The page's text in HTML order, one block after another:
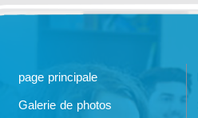
page principale
Galerie de photos